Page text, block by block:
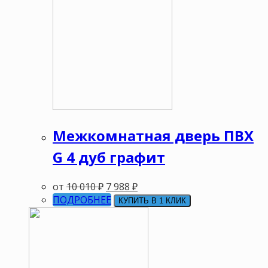
Межкомнатная дверь ПВХ
G 4 дуб графит
от 10 010₽ 7 988 ₽
ПОДРОБНЕЕ
КУПИТЬ В 1 КЛИК